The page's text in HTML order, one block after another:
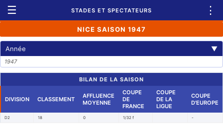
☰ STADES ET SPECTATEURS ⋮
NICE SAISON 1947
Année ▼
1947
BILAN DE LA SAISON
DIVISION CLASSEMENT
AFFLUENCE
MOYENNE
COUPE
DE
FRANCE
COUPE
DE LA
LIGUE
COUPE
D'EUROPE
D2 18 0 1/32 f -